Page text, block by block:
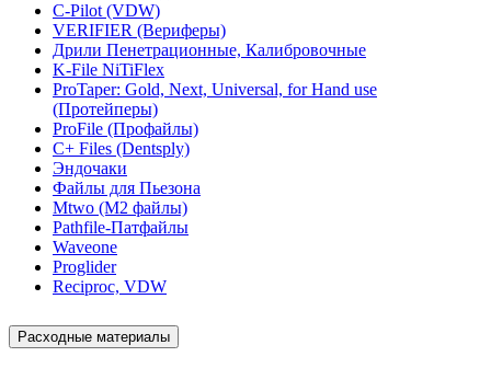
С-Рilot (VDW)
VERIFIER (Вериферы)
Дрили Пенетрационные, Калибровочные
K-File NiTiFlex
ProTaper: Gold, Next, Universal, for Hand use
(Протейперы)
ProFile (Профайлы)
C+ Files (Dentsply)
Эндочаки
Файлы для Пьезона
Mtwo (М2 файлы)
Pathfile-Патфайлы
Waveone
Proglider
Reciproc, VDW
Расходные материалы